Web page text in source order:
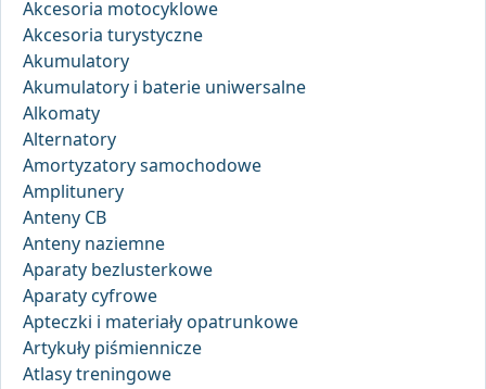
Akcesoria motocyklowe
Akcesoria turystyczne
Akumulatory
Akumulatory i baterie uniwersalne
Alkomaty
Alternatory
Amortyzatory samochodowe
Amplitunery
Anteny CB
Anteny naziemne
Aparaty bezlusterkowe
Aparaty cyfrowe
Apteczki i materiały opatrunkowe
Artykuły piśmiennicze
Atlasy treningowe